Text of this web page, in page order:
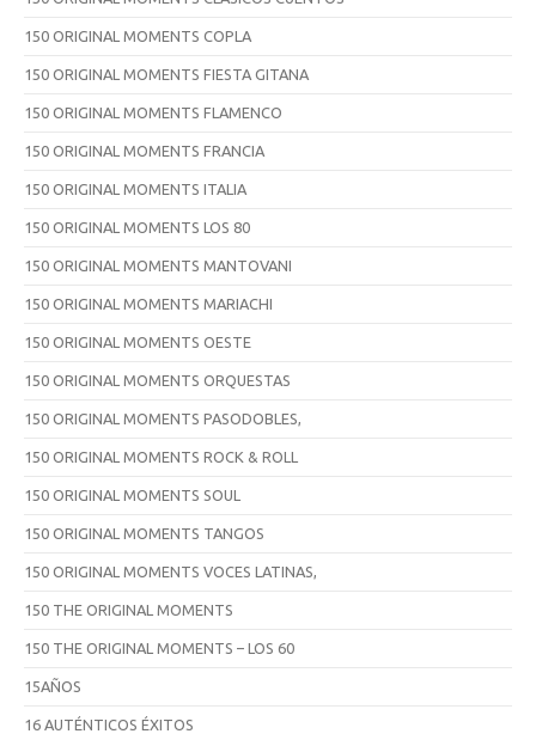
150 ORIGINAL MOMENTS COPLA
150 ORIGINAL MOMENTS FIESTA GITANA
150 ORIGINAL MOMENTS FLAMENCO
150 ORIGINAL MOMENTS FRANCIA
150 ORIGINAL MOMENTS ITALIA
150 ORIGINAL MOMENTS LOS 80
150 ORIGINAL MOMENTS MANTOVANI
150 ORIGINAL MOMENTS MARIACHI
150 ORIGINAL MOMENTS OESTE
150 ORIGINAL MOMENTS ORQUESTAS
150 ORIGINAL MOMENTS PASODOBLES,
150 ORIGINAL MOMENTS ROCK & ROLL
150 ORIGINAL MOMENTS SOUL
150 ORIGINAL MOMENTS TANGOS
150 ORIGINAL MOMENTS VOCES LATINAS,
150 THE ORIGINAL MOMENTS
150 THE ORIGINAL MOMENTS – LOS 60
15AÑOS
16 AUTÉNTICOS ÉXITOS